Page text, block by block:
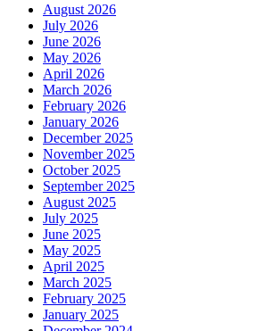
August 2026
July 2026
June 2026
May 2026
April 2026
March 2026
February 2026
January 2026
December 2025
November 2025
October 2025
September 2025
August 2025
July 2025
June 2025
May 2025
April 2025
March 2025
February 2025
January 2025